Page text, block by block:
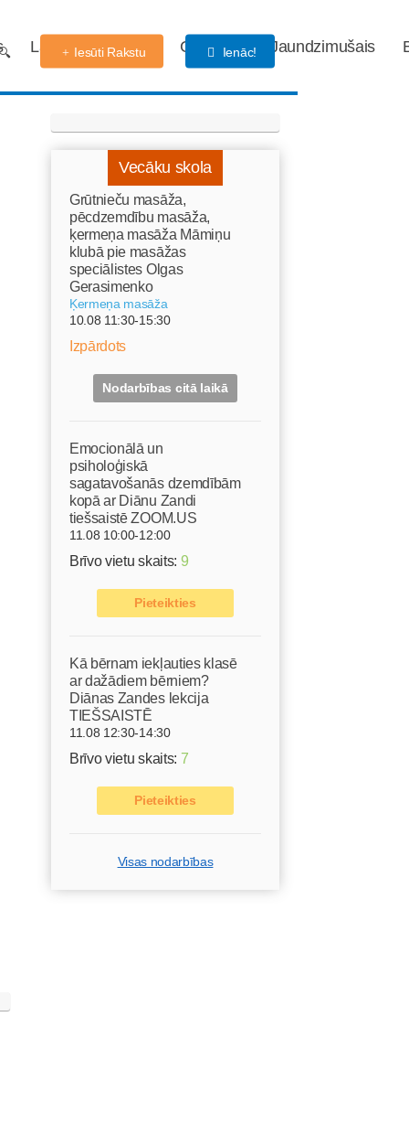
Labdarības fonds Gaidības Jaundzimušais
Iesūti Rakstu Ienāc!
Vecāku skola
Grūtnieču masāža,
pēcdzemdību masāža,
ķermeņa masāža Māmiņu
klubā pie masāžas
speciālistes Olgas
Gerasimenko
Ķermeņa masāža
10.08 11:30-15:30
Izpārdots
Nodarbības citā laikā
Emocionālā un
psiholoģiskā
sagatavošanās dzemdībām
kopā ar Diānu Zandi
tiešsaistē ZOOM.US
11.08 10:00-12:00
Brīvo vietu skaits: 9
Pieteikties
Kā bērnam iekļauties klasē
ar dažādiem bērniem?
Diānas Zandes lekcija
TIEŠSAISTĒ
11.08 12:30-14:30
Brīvo vietu skaits: 7
Pieteikties
Visas nodarbības